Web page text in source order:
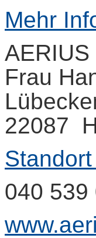
Mehr
AERIUS
Frau
22087
040 539